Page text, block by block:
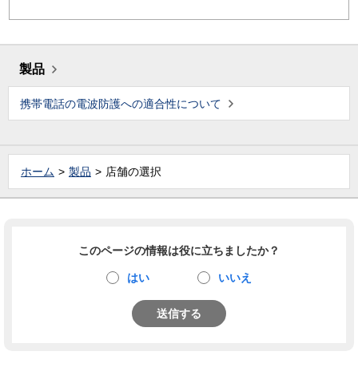
製品
携帯電話の電波防護への適合性について
ホーム 製品 店舗の選択
このページの情報は役に立ちましたか？
はい いいえ
送信する